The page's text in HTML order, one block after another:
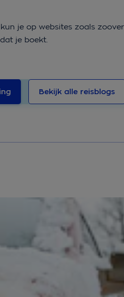
je op websites zoals
je boekt.
Bekijk alle reisblogs